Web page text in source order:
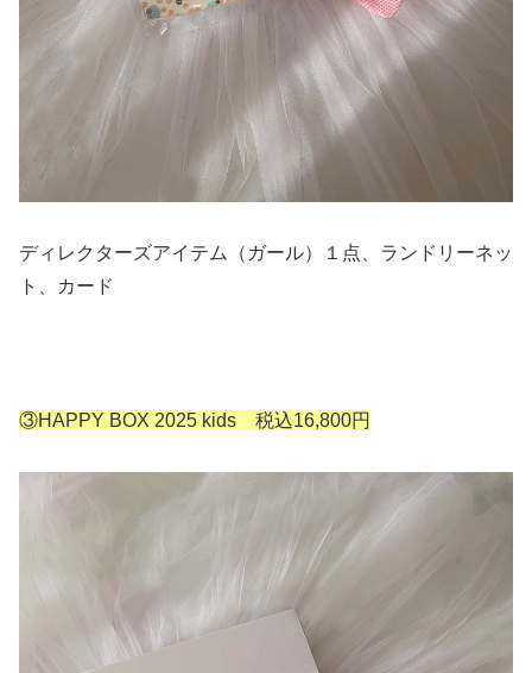
ディレクターズアイテム（ガール）１点、ランドリーネッ
ト、カード
③HAPPY BOX 2025 kids 税込16,800円